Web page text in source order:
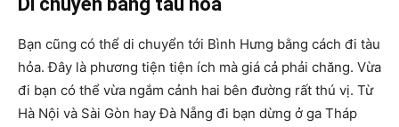
Bạn cũng có thể di chuyển tới Bình Hưng bằng cách đi tàu
hỏa. Đây là phương tiện tiện ích mà giá cả phải chăng. Vừa
đi bạn có thể vừa ngắm cảnh hai bên đường rất thú vị. Từ
Hà Nội và Sài Gòn hay Đà Nẵng đi bạn dừng ở ga Tháp